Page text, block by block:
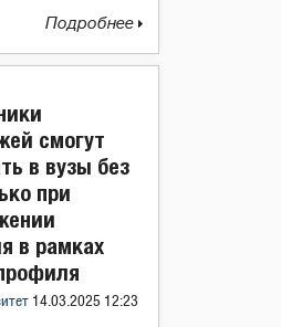
Подробнее
смогут
в вузы без
при
в рамках
14.03.2025 12:23